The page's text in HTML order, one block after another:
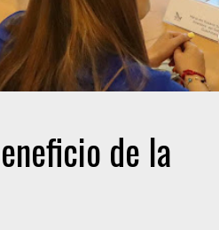
de la